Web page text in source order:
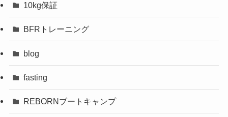
10kg保証
BFRトレーニング
blog
fasting
REBORNブートキャンプ